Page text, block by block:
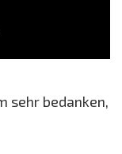
sehr bedanken,